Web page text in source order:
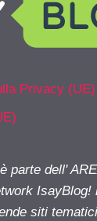
Privacy (UE)
parte dell'
IsayBlog!
siti